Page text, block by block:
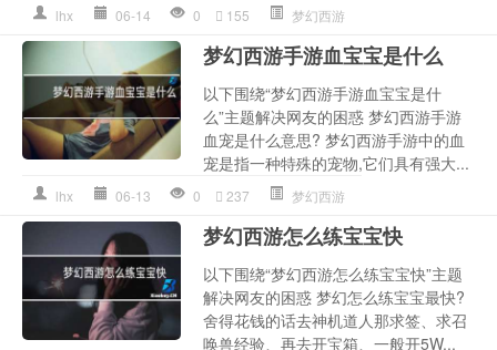
lhx 06-14 0 155 梦幻西游
梦幻西游手游血宝宝是什么
以下围绕“梦幻西游手游血宝宝是什
么”主题解决网友的困惑 梦幻西游手游
血宠是什么意思? 梦幻西游手游中的血
宠是指一种特殊的宠物,它们具有强大...
lhx 06-13 0 237 梦幻西游
梦幻西游怎么练宝宝快
以下围绕“梦幻西游怎么练宝宝快”主题
解决网友的困惑 梦幻怎么练宝宝最快?
舍得花钱的话去神机道人那求签、求召
唤兽经验、再去开宝箱、一般开5W...